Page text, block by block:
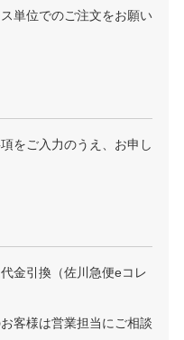
単位でのご注文をお願い
をご入力のうえ、お申し
金引換（佐川急便eコレ
客様は営業担当にご相談